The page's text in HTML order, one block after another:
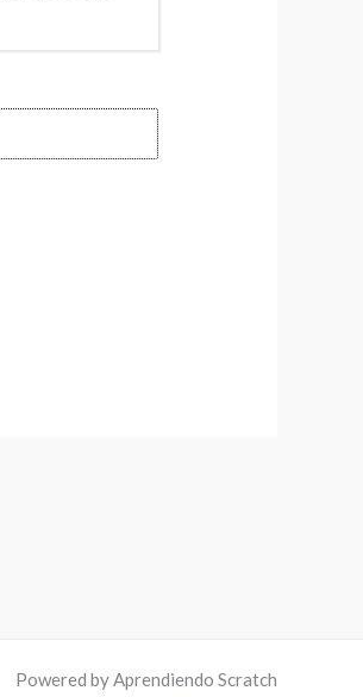
Powered by Aprendiendo Scratch